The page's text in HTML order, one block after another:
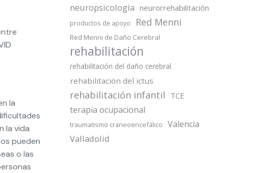
la
la vida
pueden
o las
neuropsicología neurorrehabilitación
productos de apoyo Red Menni
Red Menni de Daño Cerebral
rehabilitación
rehabilitación del daño cerebral
rehabilitación del ictus
rehabilitación infantil TCE
terapia ocupacional
traumatismo craneoencefálico Valencia
Valladolid